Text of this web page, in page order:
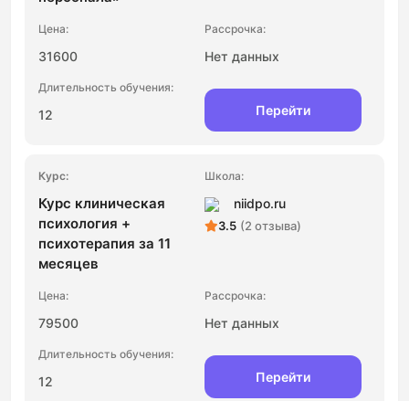
31600 Нет данных
12 Перейти
Курс клиническая
психология +
психотерапия за 11
месяцев
niidpo.ru
3.5 (2 отзыва)
79500 Нет данных
12 Перейти